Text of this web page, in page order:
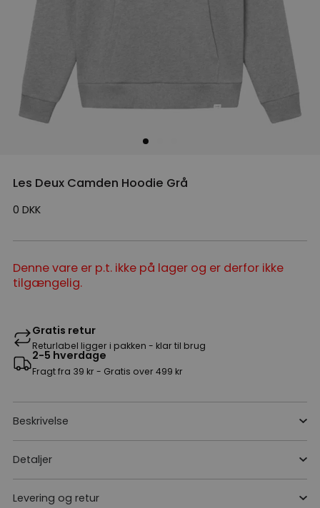
Les Deux Camden Hoodie Grå
0 DKK
Denne vare er p.t. ikke på lager og er derfor ikke
tilgængelig.
Gratis retur
Returlabel ligger i pakken - klar til brug
2-5 hverdage
Fragt fra 39 kr - Gratis over 499 kr
Beskrivelse
Detaljer
Levering og retur